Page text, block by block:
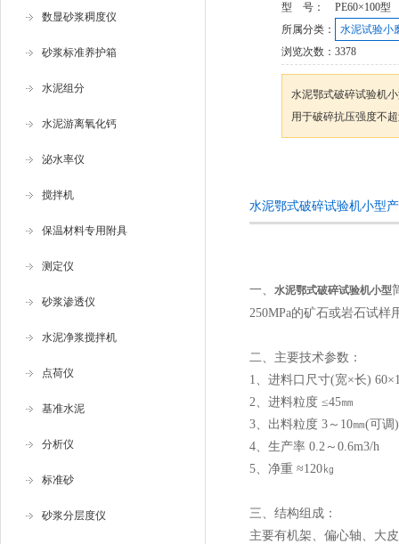
数显砂浆稠度仪
砂浆标准养护箱
水泥组分
水泥游离氧化钙
泌水率仪
搅拌机
保温材料专用附具
测定仪
砂浆渗透仪
水泥净浆搅拌机
点荷仪
基准水泥
分析仪
标准砂
砂浆分层度仪
型 号：
PE60×100型
所属分类：
水泥试验小
浏览次数： 3378
水泥鄂式破碎试验机
用于破碎抗压强度不
水泥鄂式破碎试验机小型
一、 水泥鄂式破碎试验机小型
250MPa的矿石或岩石试样
二、 主要技术参数：
1、进料口尺寸(宽×长)
2、进料粒度 ≤45㎜
3、出料粒度 3～10㎜(可调)
4、生产率 0.2～0.6m3/h
5、净重 ≈120㎏
三、 结构组成：
主要有机架、偏心轴、大